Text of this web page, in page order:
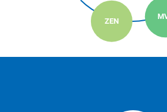
ZEN